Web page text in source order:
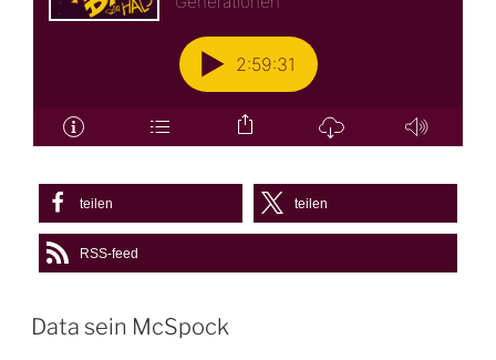
teilen teilen
RSS-feed
Data sein McSpock